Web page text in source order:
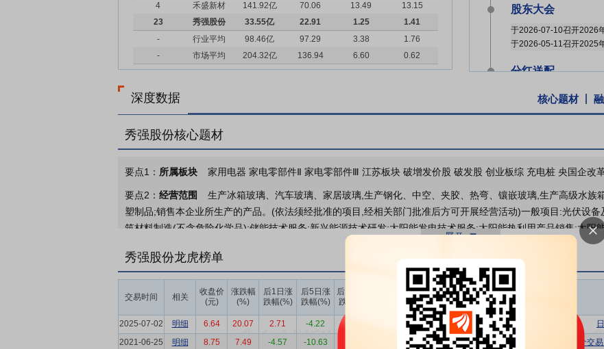
4
禾盛新材 141.92亿 70.06 13.49
13.15
23
秀强股份 33.55亿 22.91 1.25
1.41
-
行业平均 98.46亿 97.29 3.38
1.76
-
市场平均 204.32亿 136.94 6.60 0.62
股东大会
于2026-07-10召开2026
于2026-05-11召开2025
分红送配
机构调研
业绩报表
股东户数
深度数据 核心题材
秀强股份核心题材
要点1： 所属板块 家用电器 家电零部件Ⅱ 家电零部件Ⅲ 江苏板块 破增发价股 破发股 创业板综 充电桩 央国企改
要点2： 经营范围
生产冰箱玻璃、汽车玻璃、家居玻璃,生产钢化、中空、夹胶、热弯、镶嵌玻璃,生产高级水族
塑制品;销售本企业所生产的产品。(依法须经批准的项目,经相关部门批准后方可开展经营活动)一般项目:光伏设
筑材料制造(不含危险化学品);储能技术服务;新兴能源技术研发;太阳能发电技术服务;太阳能热利用产品销售;太阳
玻璃纤维增强塑料制品销售;五金产品批发;五金产品制造;五金产品研发;五金产品零售;橡胶制品制造;橡胶制品销
二类医疗器械销售;第二类医疗器械租赁;汽车装饰用品制造;家具零配件销售;建筑装饰材料销售;卫生洁具制造;真
玻璃仪器制造;玻璃保温容器制造;光学玻璃制造;技术玻璃制品制造;普通玻璃容器制造;未封口玻璃外壳及其他玻
造;玻璃纤维增强塑料制品制造;汽车零部件及配件制造;汽车零配件零售;光学玻璃销售;技术玻璃制品销售;玻璃纤
型光学材料销售;太阳能热发电产品销售;充电桩销售;音响设备制造;音响设备销售;光学仪器制造;家用电器零配件
家用视听设备销售;智能车载设备销售;新能源汽车电附件销售;电力电子元器件制造;电力电子元器件销售;体育场地
察、设计、监理除外);对外承包工程;建筑材料销售(除依法须经批准的项目外,凭营业执照依法自主开展经营活动)
秀强股份龙虎榜单
交易时间 相关
收盘价
(元)
涨跌幅
(%)
后1日涨
跌幅(%)
后5日涨
跌幅(%)
后10日涨
跌幅(%)
部买入合
上榜营业
部卖出合
计(万)
上榜营业
部买卖净
额合计(万)
2025-07-02 明细 6.64 20.07 2.71 -4.22 -8.89 12800.61 11248.53 1552.07
2021-06-25
明细 8.75 7.49 -4.57 -10.63 15525.86 14130.52 1395.33
连续三个交